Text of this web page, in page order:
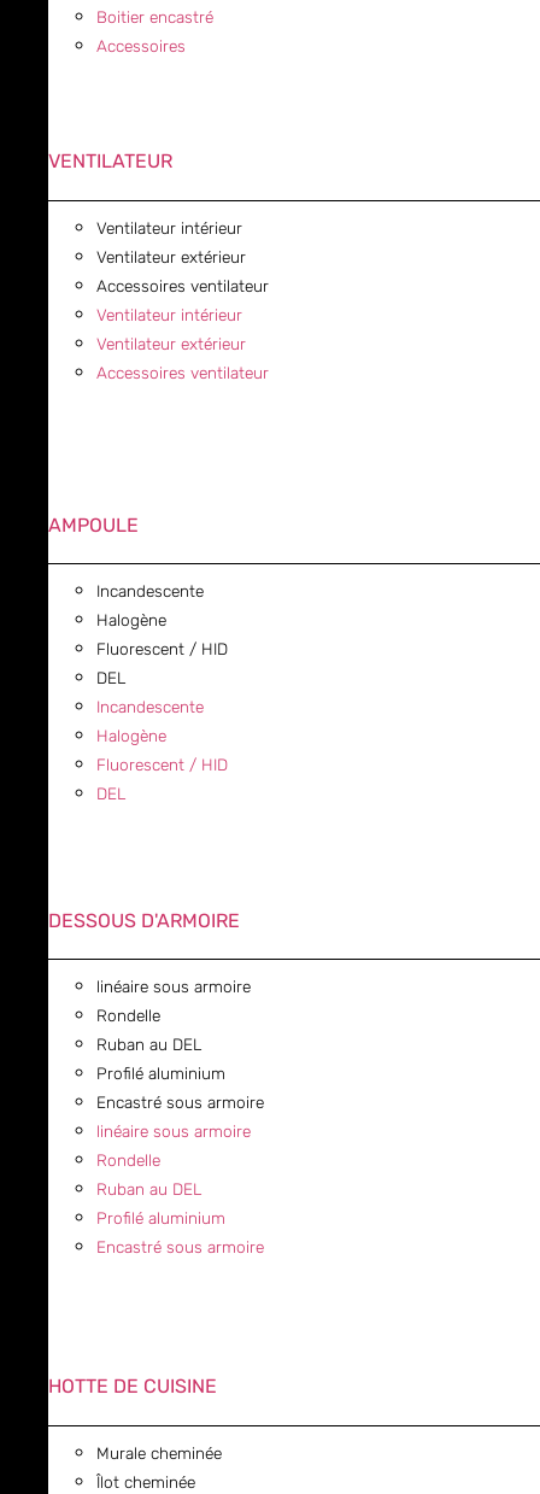
Boitier encastré
Accessoires
VENTILATEUR
Ventilateur intérieur
Ventilateur extérieur
Accessoires ventilateur
Ventilateur intérieur
Ventilateur extérieur
Accessoires ventilateur
AMPOULE
Incandescente
Halogène
Fluorescent / HID
DEL
Incandescente
Halogène
Fluorescent / HID
DEL
DESSOUS D'ARMOIRE
linéaire sous armoire
Rondelle
Ruban au DEL
Profilé aluminium
Encastré sous armoire
linéaire sous armoire
Rondelle
Ruban au DEL
Profilé aluminium
Encastré sous armoire
HOTTE DE CUISINE
Murale cheminée
Îlot cheminée